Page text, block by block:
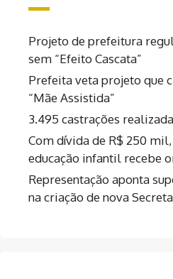
Projeto de prefeitura
sem “Efeito Cascata”
Prefeita veta projeto que
“Mãe Assistida”
3.495 castrações
Com dívida de R$ 250
educação infantil recebe
Representação aponta
na criação de nova